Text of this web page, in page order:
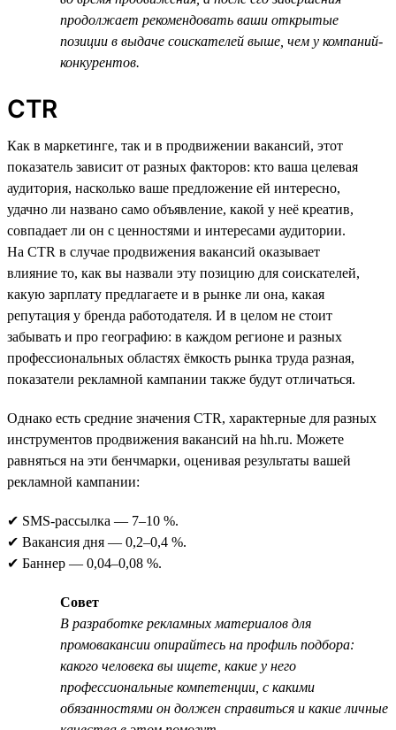
продолжает рекомендовать ваши открытые
позиции в выдаче соискателей выше, чем у компаний-
конкурентов.
CTR
Как в маркетинге, так и в продвижении вакансий, этот
показатель зависит от разных факторов: кто ваша целевая
аудитория, насколько ваше предложение ей интересно,
удачно ли названо само объявление, какой у неё креатив,
совпадает ли он с ценностями и интересами аудитории.
На CTR в случае продвижения вакансий оказывает
влияние то, как вы назвали эту позицию для соискателей,
какую зарплату предлагаете и в рынке ли она, какая
репутация у бренда работодателя. И в целом не стоит
забывать и про географию: в каждом регионе и разных
профессиональных областях ёмкость рынка труда разная,
показатели рекламной кампании также будут отличаться.
Однако есть средние значения CTR, характерные для разных
инструментов продвижения вакансий на hh.ru. Можете
равняться на эти бенчмарки, оценивая результаты вашей
рекламной кампании:
✔ SMS-рассылка — 7–10 %.
✔ Вакансия дня — 0,2–0,4 %.
✔ Баннер — 0,04–0,08 %.
Совет
В разработке рекламных материалов для
промовакансии опирайтесь на профиль подбора:
какого человека вы ищете, какие у него
профессиональные компетенции, с какими
обязанностями он должен справиться и какие личные